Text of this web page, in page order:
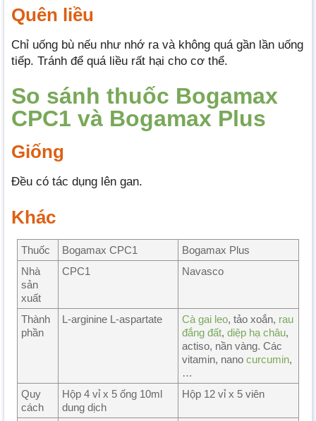
Quên liều
Chỉ uống bù nếu như nhớ ra và không quá gần lần uống
tiếp. Tránh để quá liều rất hại cho cơ thể.
So sánh thuốc Bogamax
CPC1 và Bogamax Plus
Giống
Đều có tác dụng lên gan.
Khác
Thuốc Bogamax CPC1
Bogamax Plus
Nhà
sản
xuất
CPC1 Navasco
Thành
phần
L-arginine L-aspartate Cà gai leo, tảo xoắn, rau
đắng đất, diệp hạ châu,
actiso, nần vàng. Các
vitamin, nano curcumin,
…
Quy
cách
Hộp 4 vỉ x 5 ống 10ml
dung dịch
Hộp 12 vỉ x 5 viên